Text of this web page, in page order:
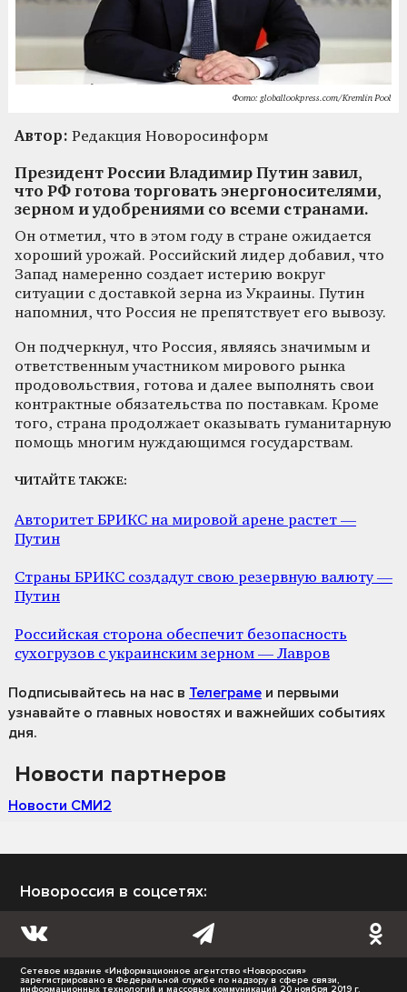
Фото: globallookpress.com/Kremlin Pool
Автор: Редакция Новоросинформ
Президент России Владимир Путин завил,
что РФ готова торговать энергоносителями,
зерном и удобрениями со всеми странами.
Он отметил, что в этом году в стране ожидается
хороший урожай. Российский лидер добавил, что
Запад намеренно создает истерию вокруг
ситуации с доставкой зерна из Украины. Путин
напомнил, что Россия не препятствует его вывозу.
Он подчеркнул, что Россия, являясь значимым и
ответственным участником мирового рынка
продовольствия, готова и далее выполнять свои
контрактные обязательства по поставкам. Кроме
того, страна продолжает оказывать гуманитарную
помощь многим нуждающимся государствам.
ЧИТАЙТЕ ТАКЖЕ:
Авторитет БРИКС на мировой арене растет —
Путин
Страны БРИКС создадут свою резервную валюту —
Путин
Российская сторона обеспечит безопасность
сухогрузов с украинским зерном — Лавров
Подписывайтесь на нас в Телеграме и первыми
узнавайте о главных новостях и важнейших событиях
дня.
Новости партнеров
Новости СМИ2
Новороссия в соцсетях:
Сетевое издание «Информационное агентство «Новороссия»
зарегистрировано в Федеральной службе по надзору в сфере связи,
информационных технологий и массовых коммуникаций 20 ноября 2019 г.